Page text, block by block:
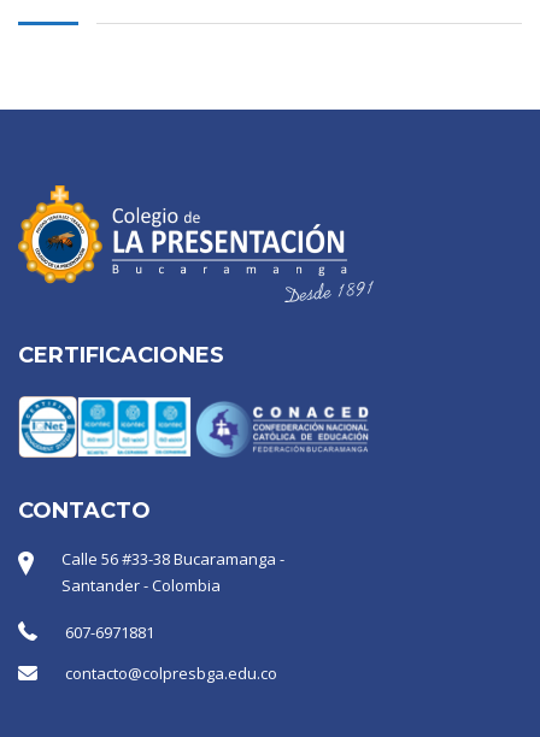
CERTIFICACIONES
CONTACTO
Calle 56 #33-38 Bucaramanga -
Santander - Colombia
607-6971881
contacto@colpresbga.edu.co